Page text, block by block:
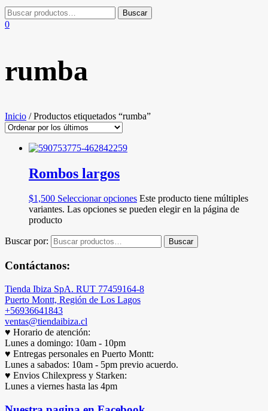
0
rumba
Inicio / Productos etiquetados “rumba”
Rombos largos
$1,500 Seleccionar opciones Este producto tiene múltiples
variantes. Las opciones se pueden elegir en la página de
producto
Buscar por: Buscar
Contáctanos:
Tienda Ibiza SpA. RUT 77459164-8
Puerto Montt, Región de Los Lagos
+56936641843
ventas@tiendaibiza.cl
♥ Horario de atención:
Lunes a domingo: 10am - 10pm
♥ Entregas personales en Puerto Montt:
Lunes a sabados: 10am - 5pm previo acuerdo.
♥ Envios Chilexpress y Starken:
Lunes a viernes hasta las 4pm